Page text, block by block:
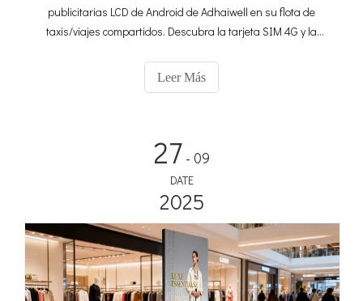
publicitarias LCD de Android de Adhaiwell en su flota de
taxis/viajes compartidos. Descubra la tarjeta SIM 4G y la
automóvil.
Leer Más
27 - 09
DATE
2025